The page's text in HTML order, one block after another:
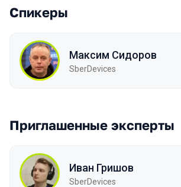
Спикеры
Максим Сидоров
SberDevices
Приглашенные эксперты
Иван Гришов
SberDevices